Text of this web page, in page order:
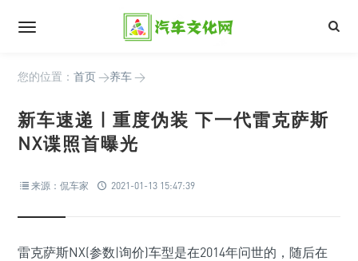
您的位置： 首页 >养车 >
新车速递 | 重度伪装 下一代雷克萨斯
NX谍照首曝光
来源：侃车家 2021-01-13 15:47:39
雷克萨斯NX(参数|询价)车型是在2014年问世的，随后在